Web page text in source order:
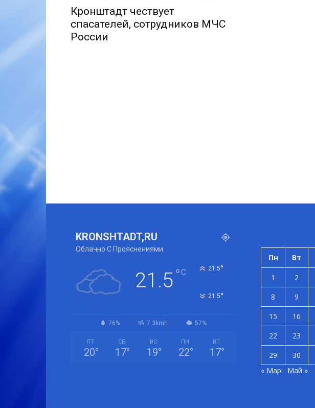
Кронштадт чествует
спасателей, сотрудников МЧС
России
KRONSHTADT,RU
Облачно С Прояснениями
21.5°C 21.5°
21.5°
76% 7.3kmh 57%
ПТ
20°
СБ
17°
ВС
19°
ПН
22°
ВТ
17°
Пн Вт
1 2
8
9
15
16
22
23
29
30
« Мар
Май »